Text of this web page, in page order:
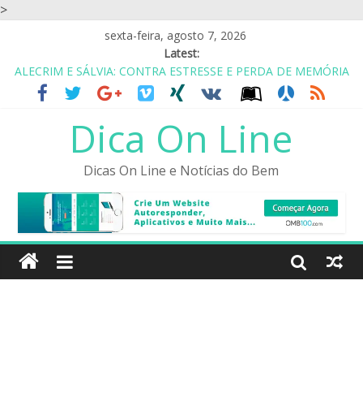
>
sexta-feira, agosto 7, 2026
Latest:
ALECRIM E SÁLVIA: CONTRA ESTRESSE E PERDA DE MEMÓRIA
CASA DE REPOUSO? ASILO? NÃO.. É COABITAÇÃO COM
AMIGOS
EU GOSTO DO SIMPLES: UM ABRAÇO, UM OBRIGADA E UM
ALIMENTOS PARA SAIR DA DEPRESSÃO
Dica On Line
Dicas On Line e Notícias do Bem